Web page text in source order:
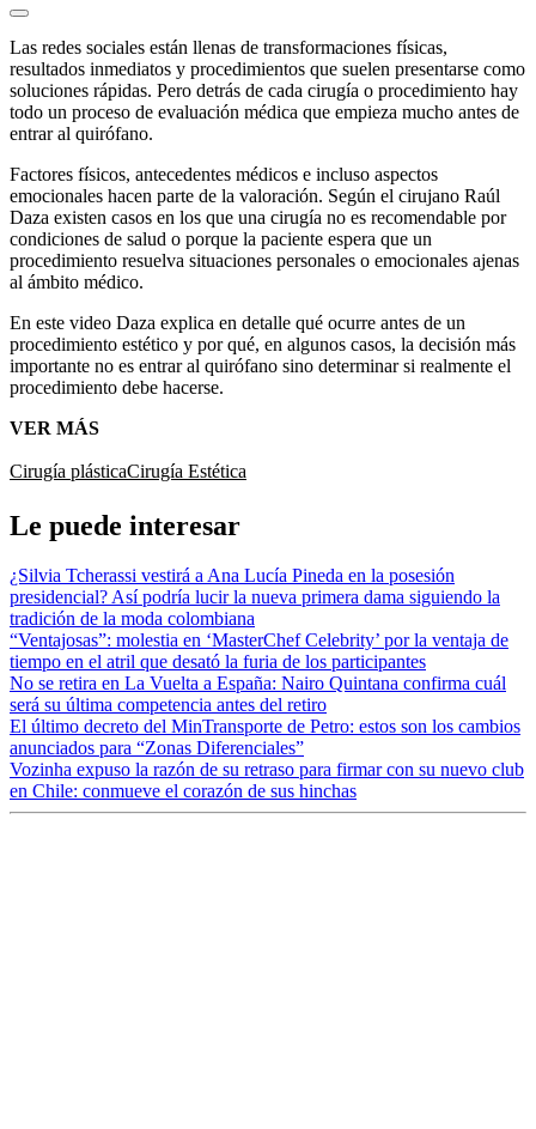
Las redes sociales están llenas de transformaciones físicas,
resultados inmediatos y procedimientos que suelen presentarse como
soluciones rápidas. Pero detrás de cada cirugía o procedimiento hay
todo un proceso de evaluación médica que empieza mucho antes de
entrar al quirófano.
Factores físicos, antecedentes médicos e incluso aspectos
emocionales hacen parte de la valoración. Según el cirujano Raúl
Daza existen casos en los que una cirugía no es recomendable por
condiciones de salud o porque la paciente espera que un
procedimiento resuelva situaciones personales o emocionales ajenas
al ámbito médico.
En este video Daza explica en detalle qué ocurre antes de un
procedimiento estético y por qué, en algunos casos, la decisión más
importante no es entrar al quirófano sino determinar si realmente el
procedimiento debe hacerse.
VER MÁS
Cirugía plásticaCirugía Estética
Le puede interesar
¿Silvia Tcherassi vestirá a Ana Lucía Pineda en la posesión
presidencial? Así podría lucir la nueva primera dama siguiendo la
tradición de la moda colombiana
“Ventajosas”: molestia en ‘MasterChef Celebrity’ por la ventaja de
tiempo en el atril que desató la furia de los participantes
No se retira en La Vuelta a España: Nairo Quintana confirma cuál
será su última competencia antes del retiro
El último decreto del MinTransporte de Petro: estos son los cambios
anunciados para “Zonas Diferenciales”
Vozinha expuso la razón de su retraso para firmar con su nuevo club
en Chile: conmueve el corazón de sus hinchas